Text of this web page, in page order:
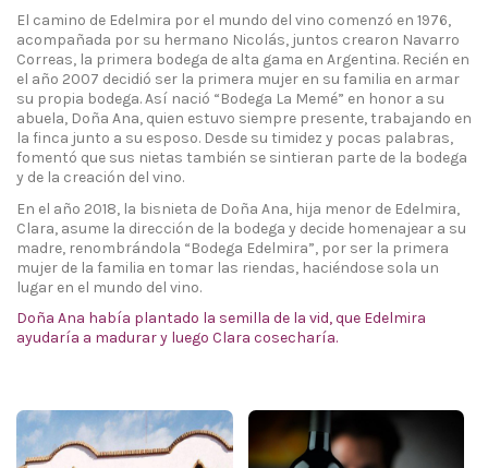
El camino de Edelmira por el mundo del vino comenzó en 1976,
acompañada por su hermano Nicolás, juntos crearon Navarro
Correas, la primera bodega de alta gama en Argentina. Recién en
el año 2007 decidió ser la primera mujer en su familia en armar
su propia bodega. Así nació “Bodega La Memé” en honor a su
abuela, Doña Ana, quien estuvo siempre presente, trabajando en
la finca junto a su esposo. Desde su timidez y pocas palabras,
fomentó que sus nietas también se sintieran parte de la bodega
y de la creación del vino.
En el año 2018, la bisnieta de Doña Ana, hija menor de Edelmira,
Clara, asume la dirección de la bodega y decide homenajear a su
madre, renombrándola “Bodega Edelmira”, por ser la primera
mujer de la familia en tomar las riendas, haciéndose sola un
lugar en el mundo del vino.
Doña Ana había plantado la semilla de la vid, que Edelmira
ayudaría a madurar y luego Clara cosecharía.